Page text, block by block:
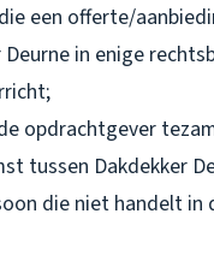
een offerte/
in enige
opdrachtgever
tussen Dakdekker
die niet handelt